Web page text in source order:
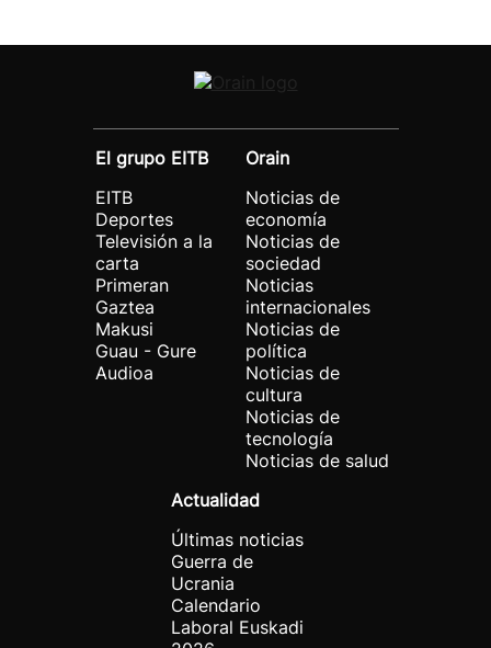
El grupo EITB
EITB
Deportes
Televisión a la
carta
Primeran
Gaztea
Makusi
Guau - Gure
Audioa
Orain
Noticias de
economía
Noticias de
sociedad
Noticias
internacionales
Noticias de
política
Noticias de
cultura
Noticias de
tecnología
Noticias de salud
Actualidad
Últimas noticias
Guerra de
Ucrania
Calendario
Laboral Euskadi